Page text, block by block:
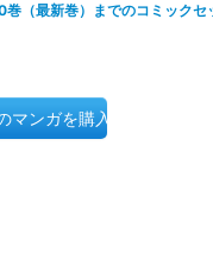
（最新巻）までのコミックセ
マンガを購入